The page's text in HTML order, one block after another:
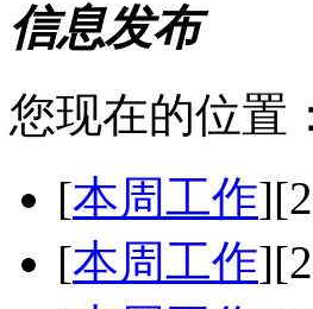
信息发布
您现在的位置：
[本周工作]
[本周工作]